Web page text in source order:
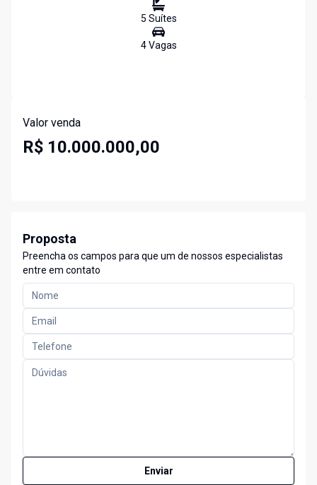
5 Suítes
4Vagas
Valor venda
R$ 10.000.000,00
Proposta
Preencha os campos para que um de nossos especialistas
entre em contato
Enviar